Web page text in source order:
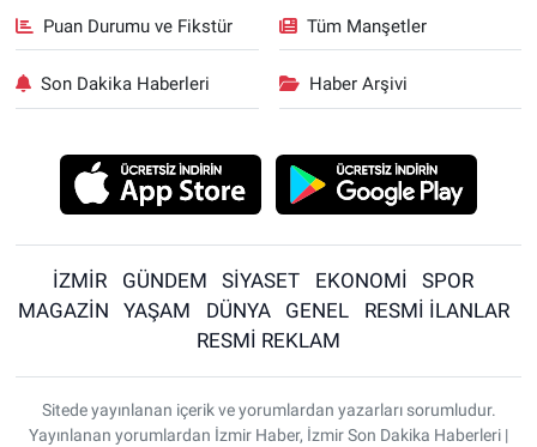
Puan Durumu ve Fikstür Tüm Manşetler
Son Dakika Haberleri Haber Arşivi
İZMİR GÜNDEM SİYASET EKONOMİ
SPOR
MAGAZİN
YAŞAM DÜNYA GENEL
RESMİ İLANLAR
RESMİ REKLAM
Sitede yayınlanan içerik ve yorumlardan yazarları sorumludur.
Yayınlanan yorumlardan İzmir Haber, İzmir Son Dakika Haberleri |